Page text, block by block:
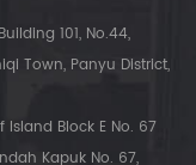
101, No.44,
Town, Panyu District,
Block E No. 67
Kapuk No. 67,